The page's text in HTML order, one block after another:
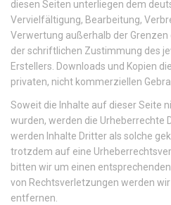
diesen Seiten unterliegen dem
Vervielfältigung, Bearbeitung,
Verwertung außerhalb der
der schriftlichen Zustimmung des
Erstellers. Downloads und Kopien
privaten, nicht kommerziellen
Soweit die Inhalte auf dieser Seite
wurden, werden die Urheberrechte
werden Inhalte Dritter als solche
trotzdem auf eine
bitten wir um einen
von Rechtsverletzungen werden
entfernen.